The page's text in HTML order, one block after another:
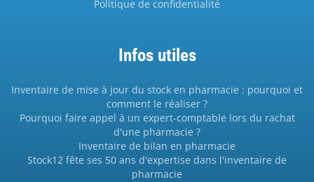
Politique de confidentialité
Infos utiles
Inventaire de mise à jour du stock en pharmacie : pourquoi et
comment le réaliser ?
Pourquoi faire appel à un expert-comptable lors du rachat
d'une pharmacie ?
Inventaire de bilan en pharmacie
Stock12 fête ses 50 ans d'expertise dans l'inventaire de
pharmacie